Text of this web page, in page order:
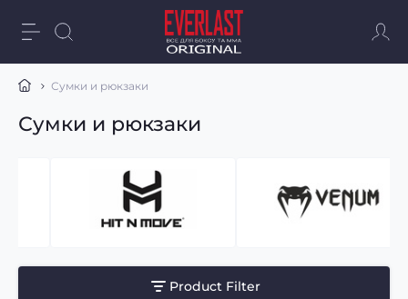
Сумки и рюкзаки
Сумки и рюкзаки
Product Filter